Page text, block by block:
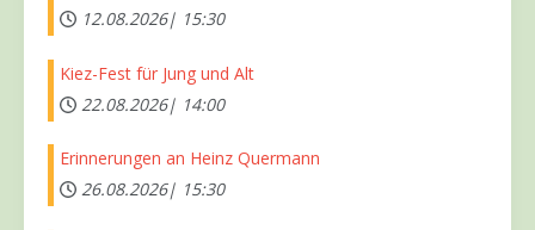
12.08.2026| 15:30
Kiez-Fest für Jung und Alt
22.08.2026| 14:00
Erinnerungen an Heinz Quermann
26.08.2026| 15:30